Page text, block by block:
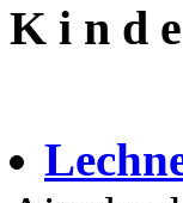
K i n d